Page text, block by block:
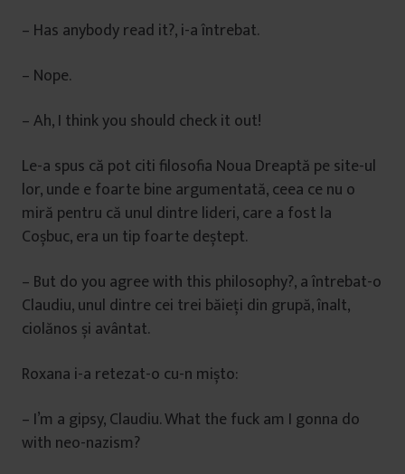
– Has anybody read it?, i-a întrebat.
– Nope.
– Ah, I think you should check it out!
Le-a spus că pot citi filosofia Noua Dreaptă pe site-ul
lor, unde e foarte bine argumentată, ceea ce nu o
miră pentru că unul dintre lideri, care a fost la
Coșbuc, era un tip foarte deștept.
– But do you agree with this philosophy?, a întrebat-o
Claudiu, unul dintre cei trei băieți din grupă, înalt,
ciolănos și avântat.
Roxana i-a retezat-o cu-n mișto:
– I’m a gipsy, Claudiu. What the fuck am I gonna do
with neo-nazism?